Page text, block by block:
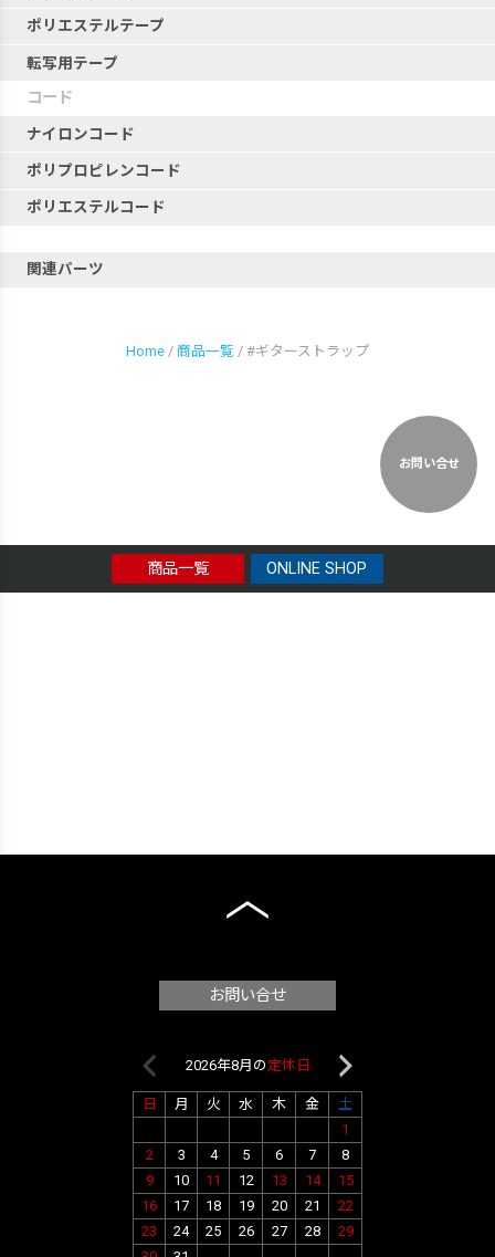
ポリエステルテープ
転写用テープ
コード
ナイロンコード
ポリプロピレンコード
ポリエステルコード
関連パーツ
Home / 商品一覧 / #ギターストラップ
お問い合せ
商品一覧 ONLINE SHOP
お問い合せ
2026年8月の 定休日
日 月 火 水 木 金
土
1
2
3 4 5 6 7
8
9
10 11 12 13 14
15
16
17 18 19 20 21
22
23
24 25 26 27 28
29